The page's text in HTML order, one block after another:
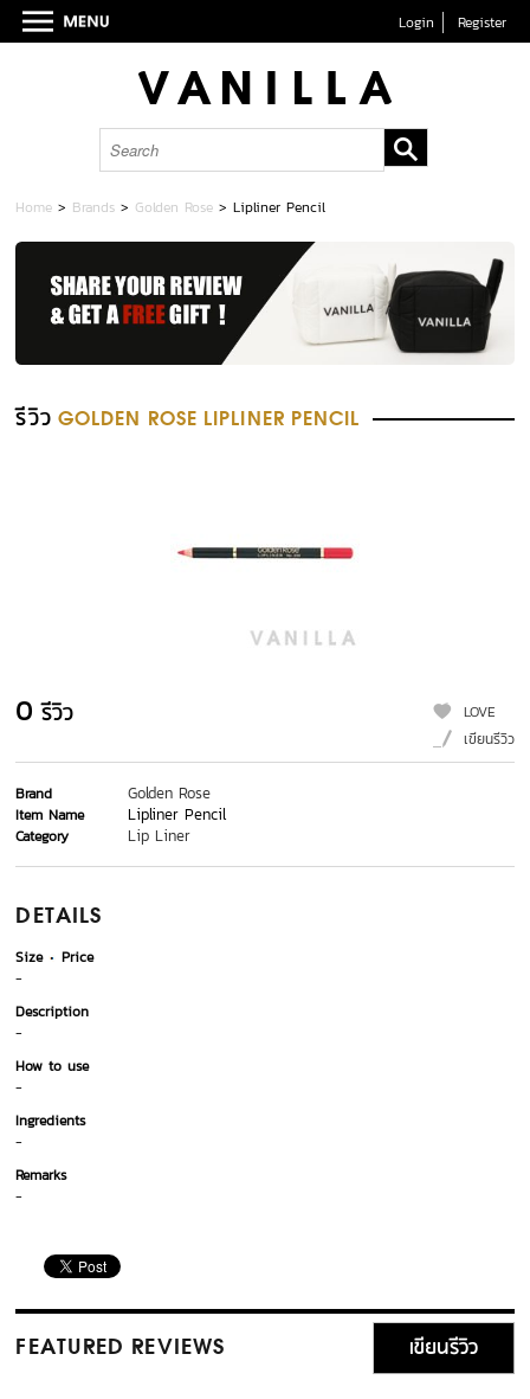
Login Register
Home > Brands > Golden Rose >Lipliner Pencil
รีวิว GOLDEN ROSE LIPLINER PENCIL
0 รีวิว
LOVE
เขียนรีวิว
Brand Golden Rose
Item Name Lipliner Pencil
Category Lip Liner
DETAILS
Size
Price
-
Description
-
How to use
-
Ingredients
-
Remarks
-
FEATURED REVIEWS เขียนรีวิว